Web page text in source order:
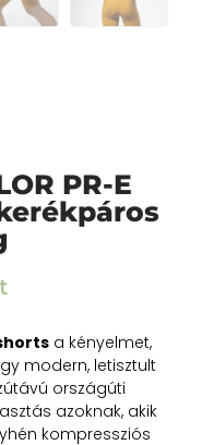
PR-E
a kényelmet,
modern, letisztult
országúti
azoknak, akik
kompressziós